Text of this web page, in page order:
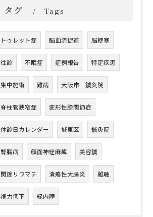
タグ Tags
トゥレット症 脳血流促進 脳梗塞
往診 不眠症 症例報告 特定疾患
集中施術 難病 大阪市 鍼灸院
脊柱管狭窄症 変形性膝関節症
休診日カレンダー 城東区 鍼灸院
腎臓病 顔面神経麻痺 美容鍼
関節リウマチ 潰瘍性大腸炎 難聴
視力低下 緑内障